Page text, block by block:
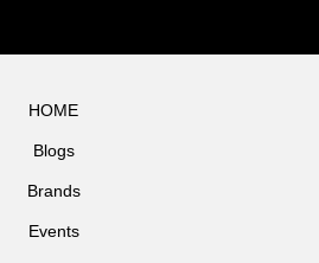
HOME
Blogs
Brands
Events